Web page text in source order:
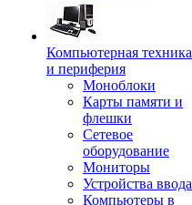
Компьютерная техника
и периферия
Моноблоки
Карты памяти и
флешки
Сетевое
оборудование
Мониторы
Устройства ввода
Компьютеры в